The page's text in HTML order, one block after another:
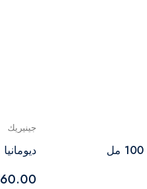
جينيريك